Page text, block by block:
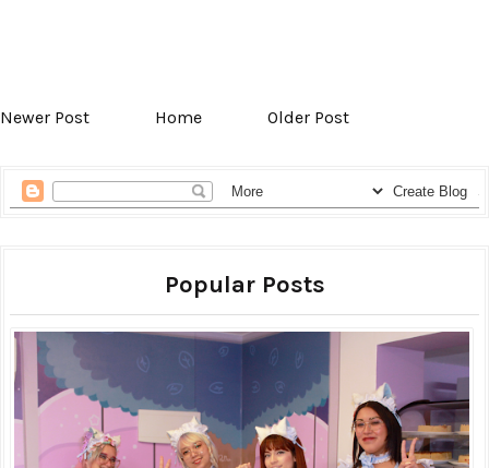
Newer Post Home Older Post
Popular Posts